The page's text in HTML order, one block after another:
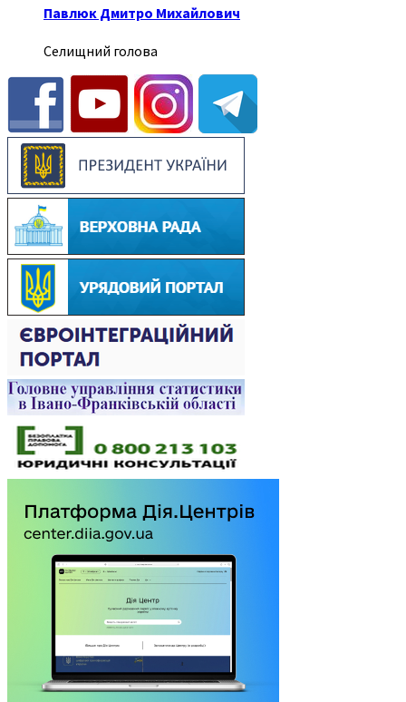
Павлюк Дмитро Михайлович
Селищний голова